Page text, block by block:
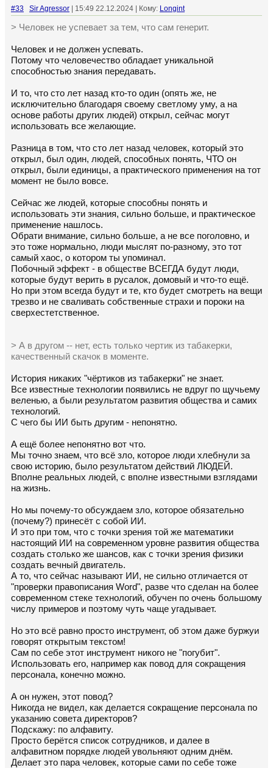
#33 Sir Agressor | 15:49 22.12.2024 | Кому: Longint
> Человек не успевает за тем, что сам генерит.
Человек и не должен успевать.
Потому что человечество обладает уникальной
способностью знания передавать.
И то, что сто лет назад кто-то один (опять же, не
исключительно благодаря своему светлому уму, а на
основе работы других людей) открыл, сейчас могут
использовать все желающие.
Разница в том, что сто лет назад человек, который это
открыл, был один, людей, способных понять, ЧТО он
открыл, были единицы, а практического применения на тот
момент не было вовсе.
Сейчас же людей, которые способны понять и
использовать эти знания, сильно больше, и практическое
применение нашлось.
Обрати внимание, сильно больше, а не все поголовно, и
это тоже нормально, люди мыслят по-разному, это тот
самый хаос, о котором ты упоминал.
Побочный эффект - в обществе ВСЕГДА будут люди,
которые будут верить в русалок, домовый и что-то ещё.
Но при этом всегда будут и те, кто будет смотреть на вещи
трезво и не сваливать собственные страхи и пороки на
сверхестетственное.
> А в другом -- нет, есть только чертик из табакерки,
качественный скачок в моменте.
История никаких "чёртиков из табакерки" не знает.
Все известные технологии появились не вдруг по щучьему
веленью, а были результатом развития общества и самих
технологий.
С чего бы ИИ быть другим - непонятно.
А ещё более непонятно вот что.
Мы точно знаем, что всё зло, которое люди хлебнули за
свою историю, было результатом действий ЛЮДЕЙ.
Вполне реальных людей, с вполне известными взглядами
на жизнь.
Но мы почему-то обсуждаем зло, которое обязательно
(почему?) принесёт с собой ИИ.
И это при том, что с точки зрения той же математики
настоящий ИИ на современном уровне развития общества
создать столько же шансов, как с точки зрения физики
создать вечный двигатель.
А то, что сейчас называют ИИ, не сильно отличается от
"проверки правописания Word", разве что сделан на более
современном стеке технологий, обучен по очень большому
числу примеров и поэтому чуть чаще угадывает.
Но это всё равно просто инструмент, об этом даже буржуи
говорят открытым текстом!
Сам по себе этот инструмент никого не "погубит".
Использовать его, например как повод для сокращения
персонала, конечно можно.
А он нужен, этот повод?
Никогда не видел, как делается сокращение персонала по
указанию совета директоров?
Подскажу: по алфавиту.
Просто берётся список сотрудников, и далее в
алфавитном порядке людей увольняют одним днём.
Делает это пара человек, которые сами по себе тоже